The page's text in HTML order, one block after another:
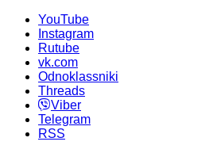
YouTube
Instagram
Rutube
vk.com
Odnoklassniki
Threads
Viber
Telegram
RSS